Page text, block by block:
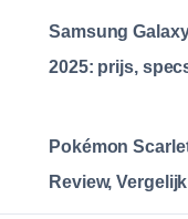
Samsung
2025: prijs,
Pokémon
Review,